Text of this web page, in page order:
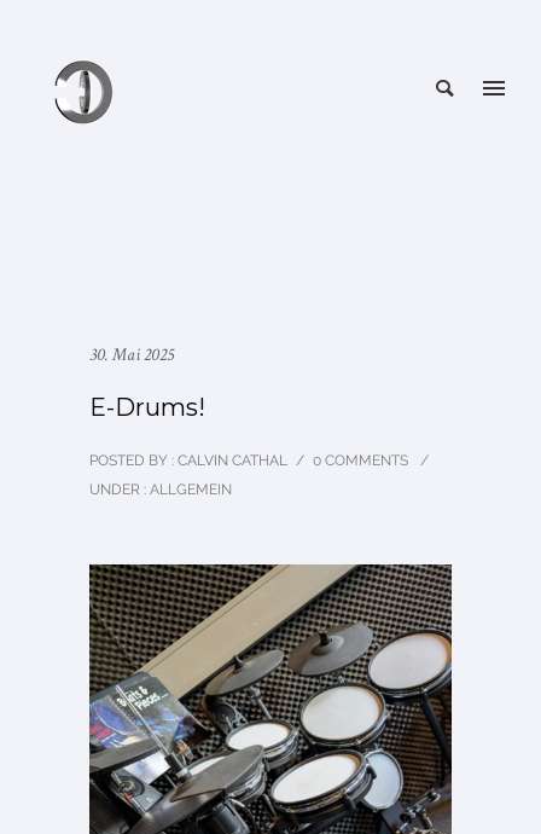
30. Mai 2025
E-Drums!
POSTED BY : CALVIN CATHAL / 0 COMMENTS
/
UNDER : ALLGEMEIN